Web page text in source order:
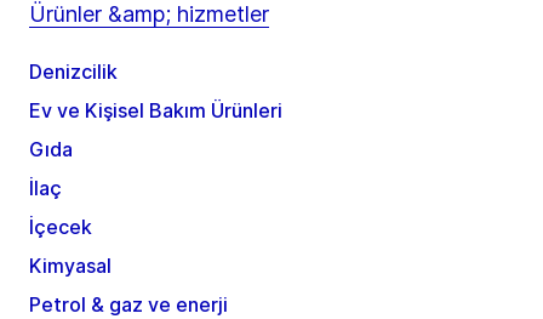
Ürünler &amp; hizmetler
Denizcilik
Ev ve Kişisel Bakım Ürünleri
Gıda
İlaç
İçecek
Kimyasal
Petrol & gaz ve enerji